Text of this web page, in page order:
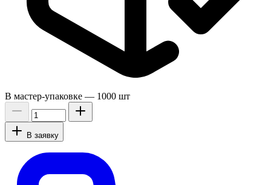
В мастер-упаковке — 1000 шт
В заявку